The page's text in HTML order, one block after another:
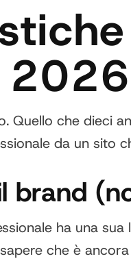
2026
Quello che dieci
da un sito
brand
ha una
che è